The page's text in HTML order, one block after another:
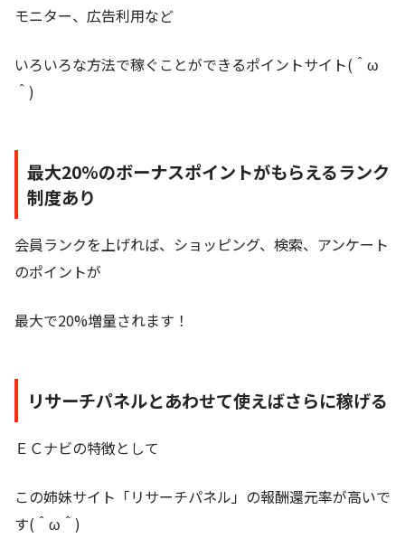
モニター、広告利用など
いろいろな方法で稼ぐことができるポイントサイト(＾ω
＾)
最大20%のボーナスポイントがもらえるランク
制度あり
会員ランクを上げれば、ショッピング、検索、アンケート
のポイントが
最大で20%増量されます！
リサーチパネルとあわせて使えばさらに稼げる
ＥＣナビの特徴として
この姉妹サイト「リサーチパネル」の報酬還元率が高いで
す(＾ω＾)